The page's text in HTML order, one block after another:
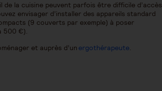
la cuisine peuvent parfois être difficile d’accès
envisager d’installer des appareils standard
(9 couverts par exemple) à poser
500 €).
et auprès d’un ergothérapeute.